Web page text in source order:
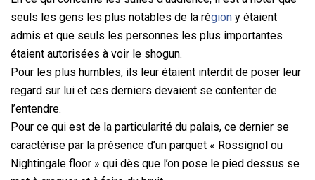
seuls les gens les plus notables de la région y étaient
admis et que seuls les personnes les plus importantes
étaient autorisées à voir le shogun.
Pour les plus humbles, ils leur étaient interdit de poser leur
regard sur lui et ces derniers devaient se contenter de
l’entendre.
Pour ce qui est de la particularité du palais, ce dernier se
caractérise par la présence d’un parquet « Rossignol ou
Nightingale floor » qui dès que l’on pose le pied dessus se